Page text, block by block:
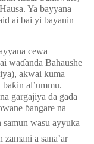
Ya bayyana
ai bai yi bayanin
cewa
waɗanda Bahaushe
akwai kuma
baƙin al’ummu.
gargajiya da gada
ɓangare na
samun wasu ayyuka
a sana’ar